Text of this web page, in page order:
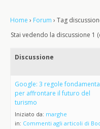
Home › Forum › Tag
Stai vedendo la discussione 1
Discussione
Google: 3 regole
per affrontare il futuro del
turismo
Iniziato da: marghe
in: Commenti agli articoli di